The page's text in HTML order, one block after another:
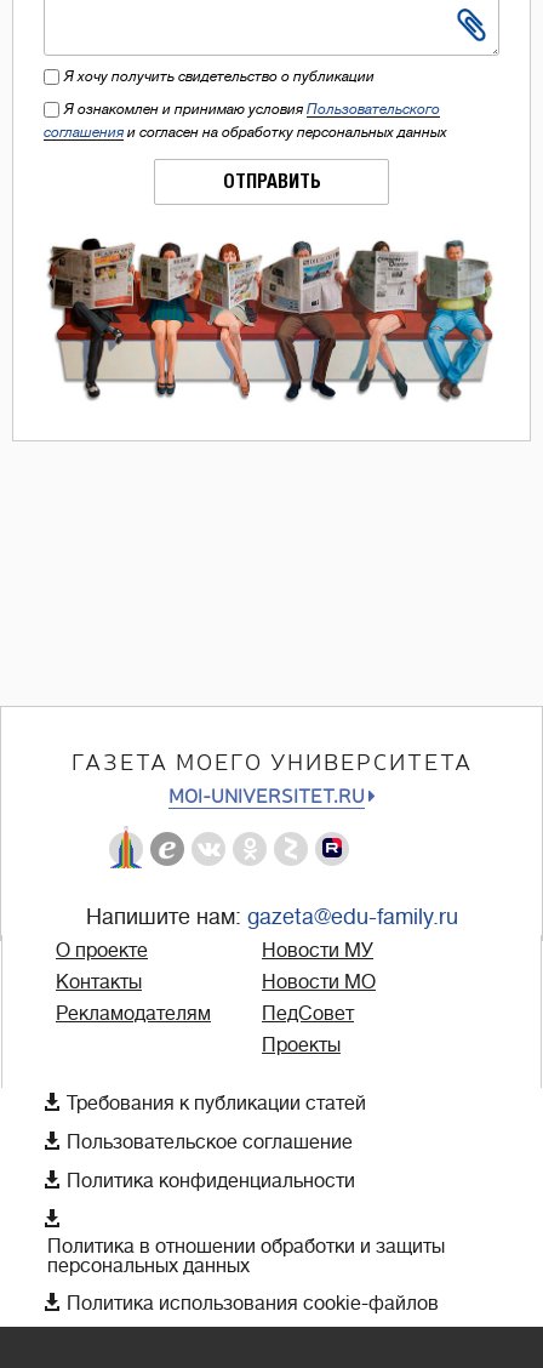
Я хочу получить свидетельство о публикации
Я ознакомлен и принимаю условия Пользовательского
соглашения и согласен на обработку персональных данных
ОТПРАВИТЬ
ГАЗЕТА МОЕГО УНИВЕРСИТЕТА
MOI-UNIVERSITET.RU
Напишите нам: gazeta@edu-family.ru
О проекте
Контакты
Рекламодателям
Новости МУ
Новости МО
ПедСовет
Проекты
 Требования к публикации статей
 Пользовательское соглашение
 Политика конфиденциальности

Политика в отношении обработки и защиты
персональных данных
 Политика использования cookie-файлов